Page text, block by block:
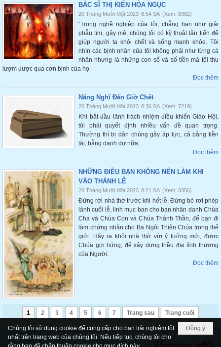
BÁC SĨ THỊ KIẾN HỎA NGỤC
20 Tháng Mười Một 2023 8:54 SA (Xem: 8382)
“Trong nghề nghiệp của tôi, chẳng hạn như giải
phẫu tim, gây mê, chúng tôi có kỹ thuật tân tiến để
giúp người ta khỏi chết và sống mạnh khỏe. Tôi
nhìn các bịnh nhân của tôi không phải như từng cá
nhân nhưng là những con số và số tiền mà tôi thu
lượm được qua cơn bịnh của họ.
Đọc thêm
Năng Nghĩ Đến Giờ Chết
20 Tháng Mười Một 2023 8:36 SA (Xem: 7219)
Khi bắt đầu lãnh trách nhiệm điều khiển Giáo Hội,
tôi phải quyết định nhiều vấn đề quan trọng.
Thường thì bị dân chúng gây áp lực, cả bằng tiền
tài, bằng danh dự nữa.
Đọc thêm
NHỮNG ĐIỀU BẠN KHÔNG NÊN LÀM KHI
VÀO THÁNH LỄ
20 Tháng Mười Một 2023 8:21 SA (Xem: 8356)
Đừng rời nhà thờ trước khi hết lễ. Đừng bỏ rơi phép
lành cuối lễ, linh mục ban cho bạn nhân danh Chúa
Cha và Chúa Con và Chúa Thánh Thần, để bạn đi
làm chứng nhân cho Ba Ngôi Thiên Chúa trong thế
giới. Hãy ra khỏi nhà thờ với ý tưởng mới, được
Chúa gợi hứng, để xây dựng triều đại tình thương
của Người.
Đọc thêm
1 2 3 4 5 6 7 Trang sau Trang cuối
Copyright © 2026ducmefatimamancoi.orgAll rights reserved
Đồng ý
Chúng tôi sử dụng cookie để cung cấp cho bạn trải nghiệm tốt
nhất trên trang web của chúng tôi. Nếu tiếp tục, chúng tôi cho